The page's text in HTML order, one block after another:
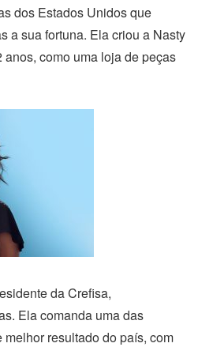
dos Estados Unidos que
a sua fortuna. Ela criou a Nasty
como uma loja de peças
da Crefisa,
Ela comanda uma das
resultado do país, com